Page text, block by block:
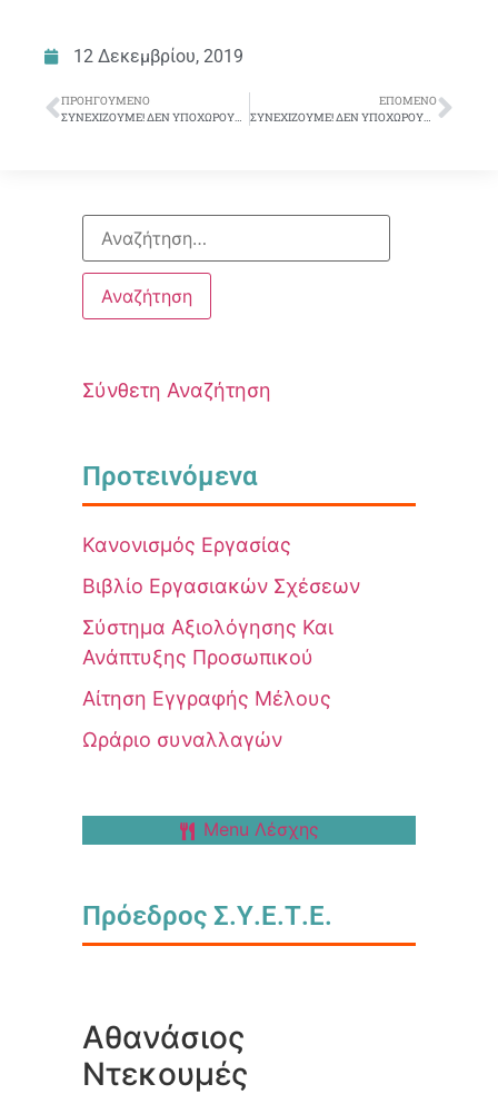
12 Δεκεμβρίου, 2019
ΠΡΟΗΓΟΎΜΕΝΟ
ΣΥΝΕΧΙΖΟΥΜΕ! ΔΕΝ ΥΠΟΧΩΡΟΥΜΕ!
ΕΠΌΜΕΝΟ
ΣΥΝΕΧΙΖΟΥΜΕ! ΔΕΝ ΥΠΟΧΩΡΟΥΜΕ!
Σύνθετη Αναζήτηση
Προτεινόμενα
Κανονισμός Εργασίας
Βιβλίο Εργασιακών Σχέσεων
Σύστημα Αξιολόγησης Και
Ανάπτυξης Προσωπικού
Αίτηση Εγγραφής Μέλους
Ωράριο συναλλαγών
Menu Λέσχης
Πρόεδρος Σ.Υ.Ε.Τ.Ε.
Αθανάσιος
Ντεκουμές